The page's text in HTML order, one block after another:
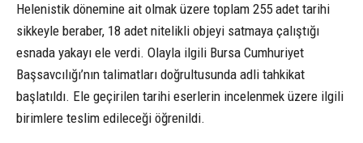
Helenistik dönemine ait olmak üzere toplam 255 adet tarihi
sikkeyle beraber, 18 adet nitelikli objeyi satmaya çalıştığı
esnada yakayı ele verdi. Olayla ilgili Bursa Cumhuriyet
Başsavcılığı’nın talimatları doğrultusunda adli tahkikat
başlatıldı. Ele geçirilen tarihi eserlerin incelenmek üzere ilgili
birimlere teslim edileceği öğrenildi.